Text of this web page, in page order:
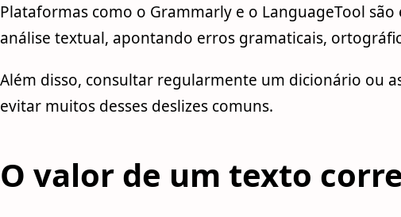
Plataformas como o Grammarly e o LanguageTool
análise textual, apontando erros gramaticais,
Além disso, consultar regularmente um dicionário ou
evitar muitos desses deslizes comuns.
O valor de um texto